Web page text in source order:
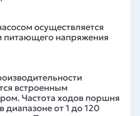
осуществляется
питающего напряжения
встроенным
Частота ходов поршня
диапазоне от 1 до 120